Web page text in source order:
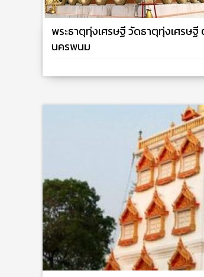
พระธาตุทุ่งเศรษฐี วัดธาตุทุ่งเศรษฐี
นครพนม